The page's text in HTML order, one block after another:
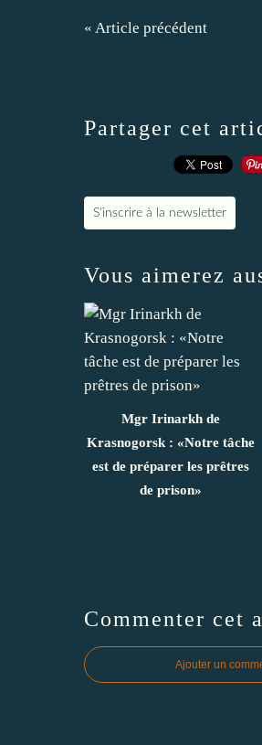
« Article précédent
Partager cet
S'inscrire à la newsletter
Vous aimerez
Mgr Irinarkh de
Krasnogorsk : «Notre tâche
est de préparer les prêtres
de prison»
Commenter cet
Ajouter un